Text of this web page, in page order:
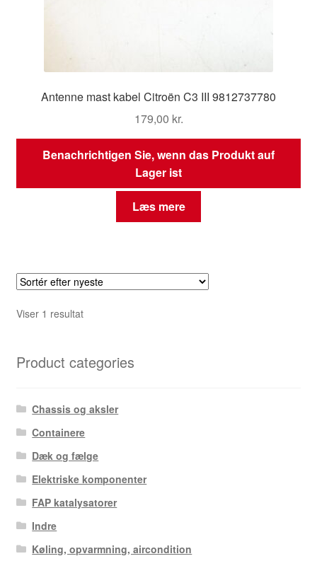
Antenne mast kabel Citroën C3 III 9812737780
179,00 kr.
Benachrichtigen Sie, wenn das Produkt auf
Lager ist
Læs mere
Viser 1 resultat
Product categories
Chassis og aksler
Containere
Dæk og fælge
Elektriske komponenter
FAP katalysatorer
Indre
Køling, opvarmning, aircondition